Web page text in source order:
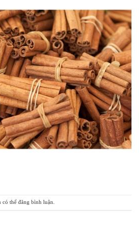
có thể đăng bình luận